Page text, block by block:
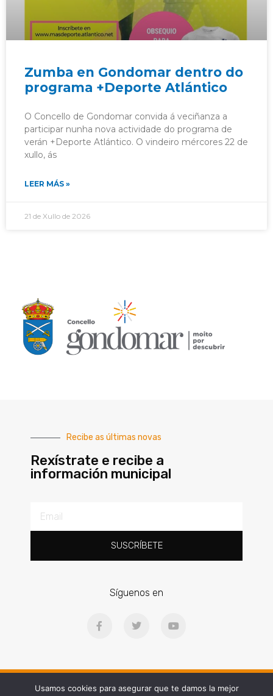
Zumba en Gondomar dentro do
programa +Deporte Atlántico
O Concello de Gondomar convida á veciñanza a
participar nunha nova actividade do programa de
verán +Deporte Atlántico. O vindeiro mércores 22 de
xullo, ás
LEER MÁS »
21 de Xullo de 2026
Recibe as últimas novas
Rexístrate e recibe a
información municipal
SUSCRÍBETE
Síguenos en
Ⓒ2025 | Concello de Gondomar | Praza Doctor Latino Salgueiro, 1, 36380
Usamos cookies para asegurar que te damos la mejor